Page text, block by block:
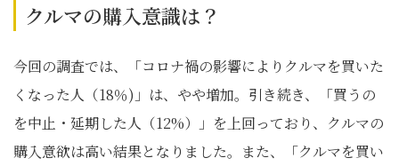
クルマの購入意識は？
今回の調査では、「コロナ禍の影響によりクルマを買いた
くなった人（18％)」は、やや増加。引き続き、「買うの
を中止・延期した人（12%）」を上回っており、クルマの
購入意欲は高い結果となりました。また、「クルマを買い